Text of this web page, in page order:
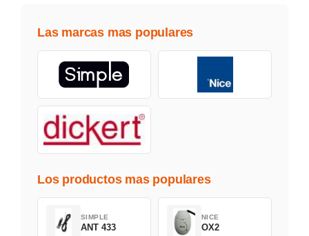
Las marcas mas populares
Los productos mas populares
SIMPLE
ANT 433
NICE
OX2